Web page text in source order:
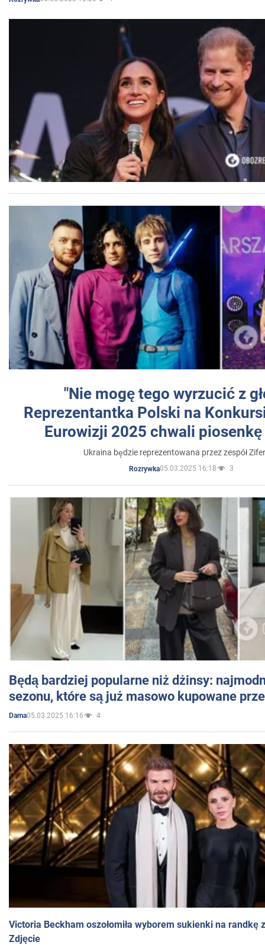
"Nie mogę tego wyrzucić z
Reprezentantka Polski na
Eurowizji 2025 chwali
Ukraina będzie reprezentowana przez zespół
Rozrywka05.03.2025 16:18 3
Będą bardziej popularne niż dżinsy:
sezonu, które są już masowo kupowane
Dama05.03.2025 16:16 4
Victoria Beckham oszołomiła wyborem sukienki na randkę
Zdjęcie